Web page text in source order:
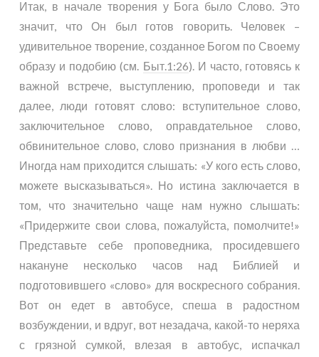
Итак, в начале творения у Бога было Слово. Это
значит, что Он был готов говорить. Человек –
удивительное творение, созданное Богом по Своему
образу и подобию (см. Быт.1:26). И часто, готовясь к
важной встрече, выступлению, проповеди и так
далее, люди готовят слово: вступительное слово,
заключительное слово, оправдательное слово,
обвинительное слово, слово признания в любви …
Иногда нам приходится слышать: «У кого есть слово,
можете высказываться». Но истина заключается в
том, что значительно чаще нам нужно слышать:
«Придержите свои слова, пожалуйста, помолчите!»
Представьте себе проповедника, просидевшего
накануне несколько часов над Библией и
подготовившего «слово» для воскресного собрания.
Вот он едет в автобусе, спеша в радостном
возбуждении, и вдруг, вот незадача, какой-то неряха
с грязной сумкой, влезая в автобус, испачкал